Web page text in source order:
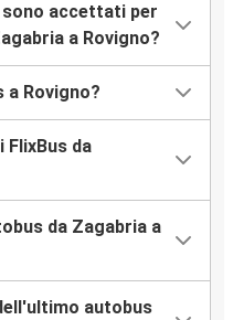
sono accettati per
a Rovigno?
a Rovigno?
da
da Zagabria a
autobus